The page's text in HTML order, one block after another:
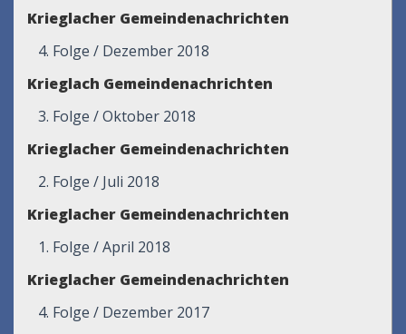
Krieglacher Gemeindenachrichten
4. Folge / Dezember 2018
Krieglach Gemeindenachrichten
3. Folge / Oktober 2018
Krieglacher Gemeindenachrichten
2. Folge / Juli 2018
Krieglacher Gemeindenachrichten
1. Folge / April 2018
Krieglacher Gemeindenachrichten
4. Folge / Dezember 2017